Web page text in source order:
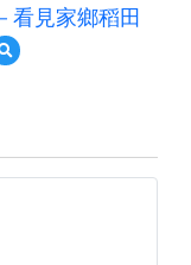
看見家鄉稻田
預
覽
光
國